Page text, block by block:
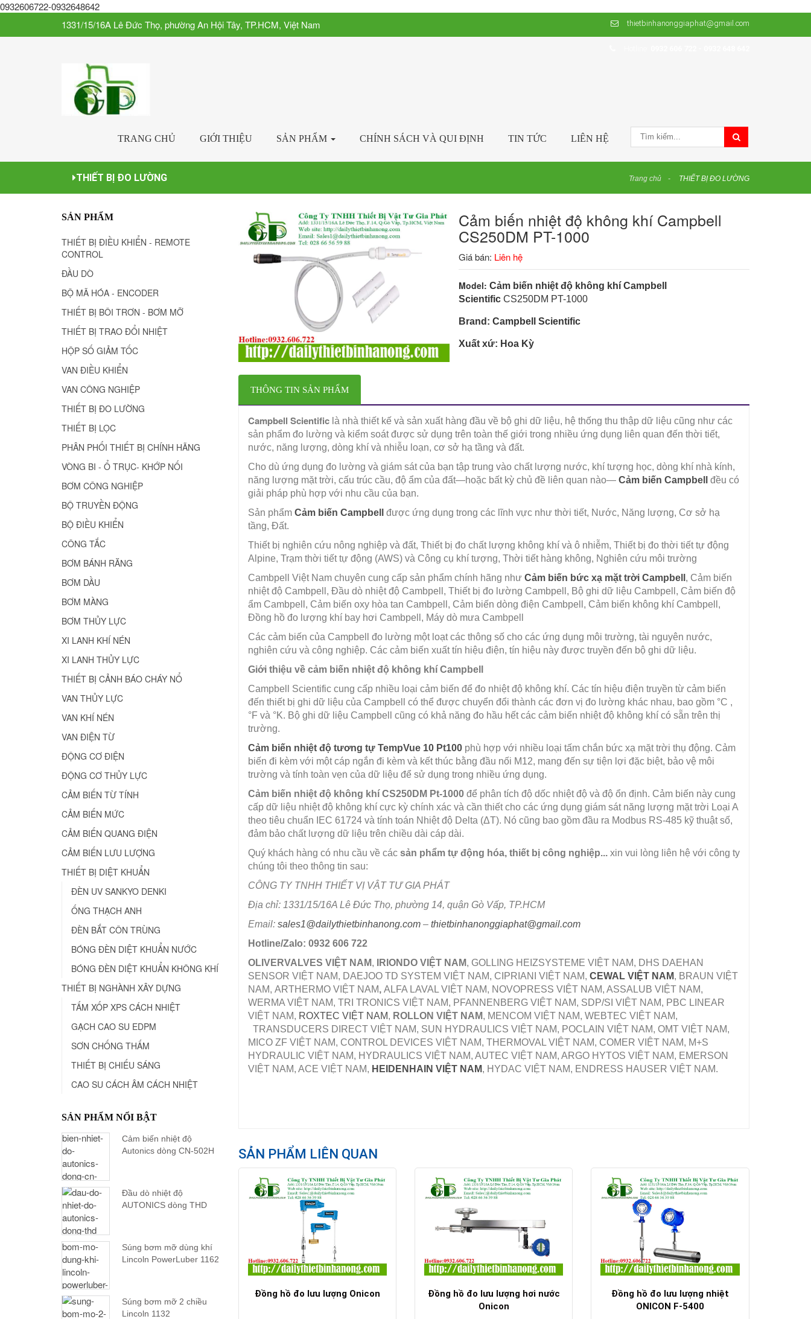
0932606722-0932648642
1331/15/16A Lê Đức Thọ, phường An Hội Tây, TP.HCM, Việt Nam
thietbinhanonggiaphat@gmail.com
TRANG CHỦ GIỚI THIỆU SẢN PHẨM CHÍNH SÁCH VÀ QUI ĐỊNH TIN TỨC LIÊN HỆ
THIẾT BỊ ĐO LƯỜNG Trang chủ THIẾT BỊ ĐO LƯỜNG
Cảm biến nhiệt độ không khí Campbell
CS250DM PT-1000
Giá bán: Liên hệ
Model:Cảm biến nhiệt độ không khí Campbell
ScientificCS250DM PT-1000
Brand: Campbell Scientific
Xuất xứ: Hoa Kỳ
THÔNG TIN SẢN PHẨM
Campbell Scientificlà nhà thiết kế và sản xuất hàng đầu về bộ ghi dữ liệu, hệ thống thu thập dữ liệu cũng như các
sản phẩm đo lường và kiểm soát được sử dụng trên toàn thế giới trong nhiều ứng dụng liên quan đến thời tiết,
nước, năng lượng, dòng khí và nhiễu loạn, cơ sở hạ tầng và đất.
Cho dù ứng dụng đo lường và giám sát của bạn tập trung vào chất lượng nước, khí tượng học, dòng khí nhà kính,
năng lượng mặt trời, cấu trúc cầu, độ ẩm của đất—hoặc bất kỳ chủ đề liên quan nào— Cảm biến Campbell
đều có
giải pháp phù hợp với nhu cầu của bạn.
Sản phẩm Cảm biến Campbell
được ứng dụng trong các lĩnh vực như thời tiết, Nước, Năng lượng, Cơ sở hạ
tầng, Đất.
Thiết bị nghiên cứu nông nghiệp và đất, Thiết bị đo chất lượng không khí và ô nhiễm, Thiết bị đo thời tiết tự động
Alpine, Trạm thời tiết tự động (AWS) và Công cụ khí tượng, Thời tiết hàng không, Nghiên cứu môi trường
Cambpell Việt Nam chuyên cung cấp sản phẩm chính hãng như Cảm biến bức xạ mặt trời Campbell , Cảm biến
nhiệt độ Cambpell, Đầu dò nhiệt độ Cambpell, Thiết bị đo lường Cambpell, Bộ ghi dữ liệu Cambpell, Cảm biến độ
ẩm Cambpell, Cảm biến oxy hòa tan Cambpell, Cảm biến dòng điện Cambpell, Cảm biến không khí Cambpell,
Đồng hồ đo lượng khí bay hơi Cambpell, Máy dò mưa Cambpell
Các cảm biến của Campbell đo lường một loạt các thông số cho các ứng dụng môi trường, tài nguyên nước,
nghiên cứu và công nghiệp. Các cảm biến xuất tín hiệu điện, tín hiệu này được truyền đến bộ ghi dữ liệu.
Giới thiệu về cảm biến nhiệt độ không khí Campbell
Campbell Scientific cung cấp nhiều loại cảm biến để đo nhiệt độ không khí. Các tín hiệu điện truyền từ cảm biến
đến thiết bị ghi dữ liệu của Campbell có thể được chuyển đổi thành các đơn vị đo lường khác nhau, bao gồm °C ,
°F và °K. Bộ ghi dữ liệu Campbell cũng có khả năng đo hầu hết các cảm biến nhiệt độ không khí có sẵn trên thị
trường.
Cảm biến nhiệt độ tương tự TempVue 10 Pt100phù hợp với nhiều loại tấm chắn bức xạ mặt trời thụ động. Cảm
biến đi kèm với một cáp ngắn đi kèm và kết thúc bằng đầu nối M12, mang đến sự tiện lợi đặc biệt, bảo vệ môi
trường và tính toàn vẹn của dữ liệu để sử dụng trong nhiều ứng dụng.
Cảm biến nhiệt độ không khí CS250DM Pt-1000để phân tích độ dốc nhiệt độ và độ ổn định. Cảm biến này cung
cấp dữ liệu nhiệt độ không khí cực kỳ chính xác và cần thiết cho các ứng dụng giám sát năng lượng mặt trời Loại A
theo tiêu chuẩn IEC 61724 và tính toán Nhiệt độ Delta (ΔT). Nó cũng bao gồm đầu ra Modbus RS-485 kỹ thuật số,
đảm bảo chất lượng dữ liệu trên chiều dài cáp dài.
Quý khách hàng có nhu cầu về các sản phẩm tự động hóa, thiết bị công nghiệp...xin vui lòng liên hệ với công ty
chúng tôi theo thông tin sau:
CÔNG TY TNHH THIẾT VỊ VẬT TƯ GIA PHÁT
Địa chỉ: 1331/15/16A Lê Đức Thọ, phường 14, quận Gò Vấp, TP.HCM
Email: sales1@dailythietbinhanong.com– thietbinhanonggiaphat@gmail.com
Hotline/Zalo: 0932 606 722
OLIVERVALVES VIỆT NAM, IRIONDO VIỆT NAM, GOLLING HEIZSYSTEME VIỆT NAM, DHS DAEHAN
SENSOR VIỆT NAM, DAEJOO TD SYSTEM VIỆT NAM, CIPRIANI VIỆT NAM, CEWAL VIỆT NAM, BRAUN VIỆT
NAM, ARTHERMO VIỆT NAM,ALFA LAVAL VIỆT NAM, NOVOPRESS VIỆT NAM, ASSALUB VIỆT NAM,
WERMA VIỆT NAM, TRI TRONICS VIỆT NAM, PFANNENBERG VIỆT NAM, SDP/SI VIỆT NAM, PBC LINEAR
VIỆT NAM, ROXTEC VIỆT NAM, ROLLON VIỆT NAM, MENCOM VIỆT NAM, WEBTEC VIỆT NAM,
TRANSDUCERS DIRECT VIỆT NAM, SUN HYDRAULICS VIỆT NAM, POCLAIN VIỆT NAM, OMT VIỆT NAM,
MICO ZF VIỆT NAM, CONTROL DEVICES VIỆT NAM, THERMOVAL VIỆT NAM, COMER VIỆT NAM, M+S
HYDRAULIC VIỆT NAM, HYDRAULICS VIỆT NAM, AUTEC VIỆT NAM, ARGO HYTOS VIỆT NAM, EMERSON
VIỆT NAM, ACE VIỆT NAM, HEIDENHAIN VIỆT NAM, HYDAC VIỆT NAM, ENDRESS HAUSER VIỆT NAM.
SẢN PHẨM LIÊN QUAN
Đồng hồ đo lưu lượng Onicon
Đồng hồ đo lưu lượng hơi nước
Onicon
Đồng hồ đo lưu lượng nhiệt
ONICON F-5400
SẢN PHẨM
THIẾT BỊ ĐIỀU KHIỂN - REMOTE
CONTROL
ĐẦU DÒ
BỘ MÃ HÓA - ENCODER
THIẾT BỊ BÔI TRƠN - BƠM MỠ
THIẾT BỊ TRAO ĐỔI NHIỆT
HỘP SỐ GIẢM TỐC
VAN ĐIỀU KHIỂN
VAN CÔNG NGHIỆP
THIẾT BỊ ĐO LƯỜNG
THIẾT BỊ LỌC
PHÂN PHỐI THIẾT BỊ CHÍNH HÃNG
VÒNG BI - Ổ TRỤC- KHỚP NỐI
BƠM CÔNG NGHIỆP
BỘ TRUYỀN ĐỘNG
BỘ ĐIỀU KHIỂN
CÔNG TẮC
BƠM BÁNH RĂNG
BƠM DẦU
BƠM MÀNG
BƠM THỦY LỰC
XI LANH KHÍ NÉN
XI LANH THỦY LỰC
THIẾT BỊ CẢNH BÁO CHÁY NỔ
VAN THỦY LỰC
VAN KHÍ NÉN
VAN ĐIỆN TỪ
ĐỘNG CƠ ĐIỆN
ĐỘNG CƠ THỦY LỰC
CẢM BIẾN TỪ TÍNH
CẢM BIẾN MỨC
CẢM BIẾN QUANG ĐIỆN
CẢM BIẾN LƯU LƯỢNG
THIẾT BỊ DIỆT KHUẨN
ĐÈN UV SANKYO DENKI
ỐNG THẠCH ANH
ĐÈN BẮT CÔN TRÙNG
BÓNG ĐÈN DIỆT KHUẨN NƯỚC
BÓNG ĐÈN DIỆT KHUẨN KHÔNG KHÍ
THIẾT BỊ NGHÀNH XÂY DỰNG
TẤM XỐP XPS CÁCH NHIỆT
GẠCH CAO SU EDPM
SƠN CHỐNG THẤM
THIẾT BỊ CHIẾU SÁNG
CAO SU CÁCH ÂM CÁCH NHIỆT
SẢN PHẨM NỔI BẬT
Cảm biến nhiệt độ
Autonics dòng CN-502H
Đầu dò nhiệt độ
AUTONICS dòng THD
Súng bơm mỡ dùng khí
Lincoln PowerLuber 1162
Súng bơm mỡ 2 chiều
Lincoln 1132